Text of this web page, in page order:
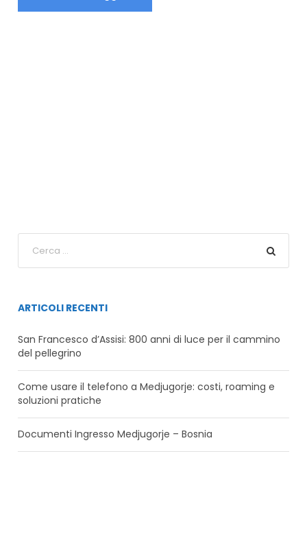
ARTICOLI RECENTI
San Francesco d’Assisi: 800 anni di luce per il cammino
del pellegrino
Come usare il telefono a Medjugorje: costi, roaming e
soluzioni pratiche
Documenti Ingresso Medjugorje – Bosnia